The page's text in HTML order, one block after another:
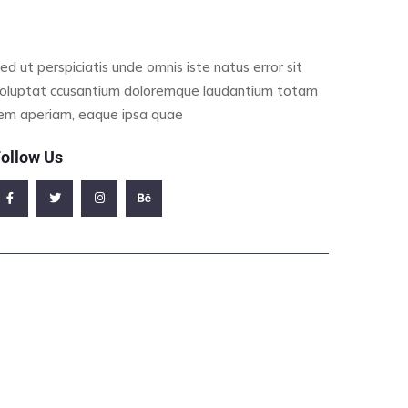
ut perspiciatis unde omnis iste natus error sit
ccusantium doloremque laudantium totam
aperiam, eaque ipsa quae
Us